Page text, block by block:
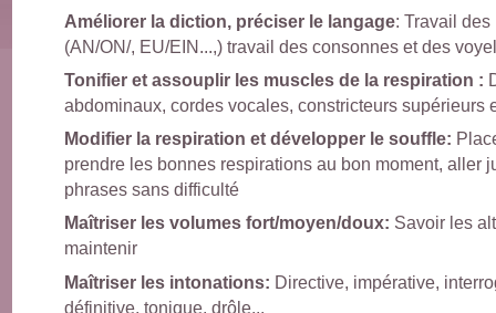
Améliorer la diction, préciser le langage: Travail
(AN/ON/, EU/EIN...,) travail des consonnes et des
Tonifier et assouplir les muscles de la respiration :
abdominaux, cordes vocales, constricteurs supérieurs
Modifier la respiration et développer le souffle:
prendre les bonnes respirations au bon moment, aller
phrases sans difficulté
Maîtriser les volumes fort/moyen/doux: Savoir les
maintenir
Maîtriser les intonations: Directive, impérative,
définitive, tonique, drôle...